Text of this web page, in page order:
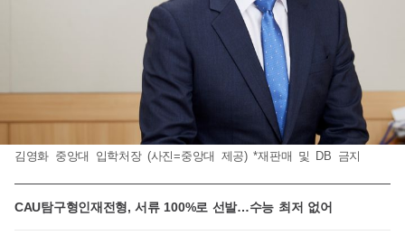
김영화 중앙대 입학처장 (사진=중앙대 제공) *재판매 및 DB 금지
CAU탐구형인재전형, 서류 100%로 선발…수능 최저 없어